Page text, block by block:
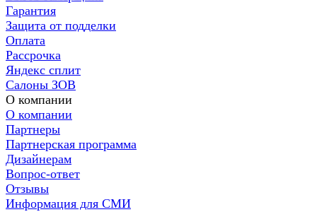
Гарантия
Защита от подделки
Оплата
Рассрочка
Яндекс сплит
Салоны ЗОВ
О компании
О компании
Партнеры
Партнерская программа
Дизайнерам
Вопрос-ответ
Отзывы
Информация для СМИ